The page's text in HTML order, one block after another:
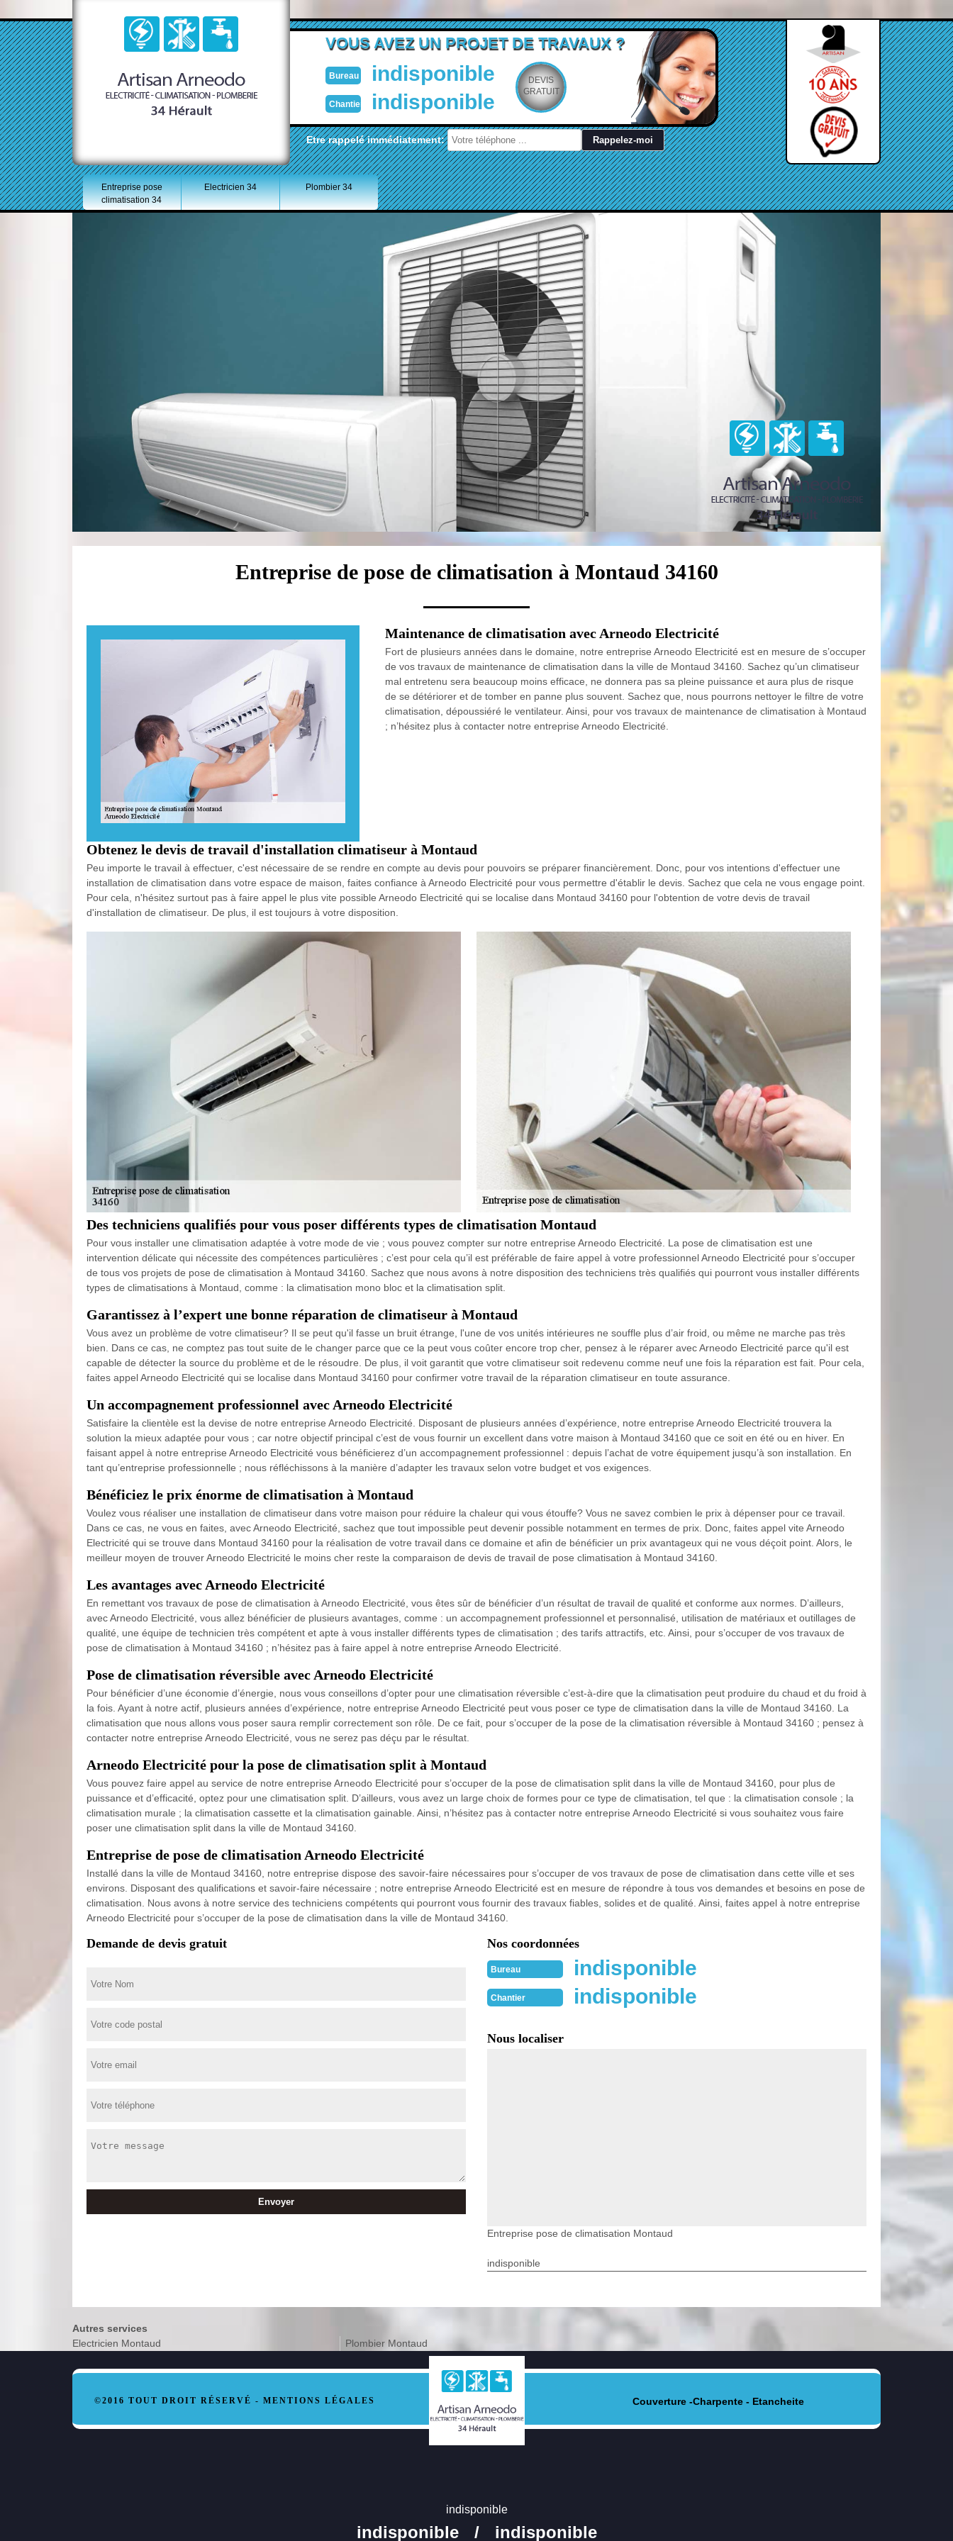
VOUS AVEZ UN PROJET DE TRAVAUX ?
Bureau indisponible
Chantier indisponible
DEVIS
GRATUIT
Etre rappelé immédiatement:
Entreprise pose
climatisation 34
Electricien 34 Plombier 34
Entreprise de pose de climatisation à Montaud 34160
Maintenance de climatisation avec Arneodo Electricité
Fort de plusieurs années dans le domaine, notre entreprise Arneodo Electricité est en mesure de s’occuper
de vos travaux de maintenance de climatisation dans la ville de Montaud 34160. Sachez qu’un climatiseur
mal entretenu sera beaucoup moins efficace, ne donnera pas sa pleine puissance et aura plus de risque
de se détériorer et de tomber en panne plus souvent. Sachez que, nous pourrons nettoyer le filtre de votre
climatisation, dépoussiéré le ventilateur. Ainsi, pour vos travaux de maintenance de climatisation à Montaud
; n’hésitez plus à contacter notre entreprise Arneodo Electricité.
Obtenez le devis de travail d'installation climatiseur à Montaud
Peu importe le travail à effectuer, c'est nécessaire de se rendre en compte au devis pour pouvoirs se préparer financièrement. Donc, pour vos intentions d'effectuer une
installation de climatisation dans votre espace de maison, faites confiance à Arneodo Electricité pour vous permettre d'établir le devis. Sachez que cela ne vous engage point.
Pour cela, n'hésitez surtout pas à faire appel le plus vite possible Arneodo Electricité qui se localise dans Montaud 34160 pour l'obtention de votre devis de travail
d'installation de climatiseur. De plus, il est toujours à votre disposition.
Des techniciens qualifiés pour vous poser différents types de climatisation Montaud
Pour vous installer une climatisation adaptée à votre mode de vie ; vous pouvez compter sur notre entreprise Arneodo Electricité. La pose de climatisation est une
intervention délicate qui nécessite des compétences particulières ; c’est pour cela qu’il est préférable de faire appel à votre professionnel Arneodo Electricité pour s’occuper
de tous vos projets de pose de climatisation à Montaud 34160. Sachez que nous avons à notre disposition des techniciens très qualifiés qui pourront vous installer différents
types de climatisations à Montaud, comme : la climatisation mono bloc et la climatisation split.
Garantissez à l’expert une bonne réparation de climatiseur à Montaud
Vous avez un problème de votre climatiseur? Il se peut qu'il fasse un bruit étrange, l'une de vos unités intérieures ne souffle plus d’air froid, ou même ne marche pas très
bien. Dans ce cas, ne comptez pas tout suite de le changer parce que ce la peut vous coûter encore trop cher, pensez à le réparer avec Arneodo Electricité parce qu'il est
capable de détecter la source du problème et de le résoudre. De plus, il voit garantit que votre climatiseur soit redevenu comme neuf une fois la réparation est fait. Pour cela,
faites appel Arneodo Electricité qui se localise dans Montaud 34160 pour confirmer votre travail de la réparation climatiseur en toute assurance.
Un accompagnement professionnel avec Arneodo Electricité
Satisfaire la clientèle est la devise de notre entreprise Arneodo Electricité. Disposant de plusieurs années d’expérience, notre entreprise Arneodo Electricité trouvera la
solution la mieux adaptée pour vous ; car notre objectif principal c’est de vous fournir un excellent dans votre maison à Montaud 34160 que ce soit en été ou en hiver. En
faisant appel à notre entreprise Arneodo Electricité vous bénéficierez d’un accompagnement professionnel : depuis l’achat de votre équipement jusqu’à son installation. En
tant qu’entreprise professionnelle ; nous réfléchissons à la manière d’adapter les travaux selon votre budget et vos exigences.
Bénéficiez le prix énorme de climatisation à Montaud
Voulez vous réaliser une installation de climatiseur dans votre maison pour réduire la chaleur qui vous étouffe? Vous ne savez combien le prix à dépenser pour ce travail.
Dans ce cas, ne vous en faites, avec Arneodo Electricité, sachez que tout impossible peut devenir possible notamment en termes de prix. Donc, faites appel vite Arneodo
Electricité qui se trouve dans Montaud 34160 pour la réalisation de votre travail dans ce domaine et afin de bénéficier un prix avantageux qui ne vous déçoit point. Alors, le
meilleur moyen de trouver Arneodo Electricité le moins cher reste la comparaison de devis de travail de pose climatisation à Montaud 34160.
Les avantages avec Arneodo Electricité
En remettant vos travaux de pose de climatisation à Arneodo Electricité, vous êtes sûr de bénéficier d’un résultat de travail de qualité et conforme aux normes. D’ailleurs,
avec Arneodo Electricité, vous allez bénéficier de plusieurs avantages, comme : un accompagnement professionnel et personnalisé, utilisation de matériaux et outillages de
qualité, une équipe de technicien très compétent et apte à vous installer différents types de climatisation ; des tarifs attractifs, etc. Ainsi, pour s’occuper de vos travaux de
pose de climatisation à Montaud 34160 ; n’hésitez pas à faire appel à notre entreprise Arneodo Electricité.
Pose de climatisation réversible avec Arneodo Electricité
Pour bénéficier d’une économie d’énergie, nous vous conseillons d’opter pour une climatisation réversible c’est-à-dire que la climatisation peut produire du chaud et du froid à
la fois. Ayant à notre actif, plusieurs années d’expérience, notre entreprise Arneodo Electricité peut vous poser ce type de climatisation dans la ville de Montaud 34160. La
climatisation que nous allons vous poser saura remplir correctement son rôle. De ce fait, pour s’occuper de la pose de la climatisation réversible à Montaud 34160 ; pensez à
contacter notre entreprise Arneodo Electricité, vous ne serez pas déçu par le résultat.
Arneodo Electricité pour la pose de climatisation split à Montaud
Vous pouvez faire appel au service de notre entreprise Arneodo Electricité pour s’occuper de la pose de climatisation split dans la ville de Montaud 34160, pour plus de
puissance et d’efficacité, optez pour une climatisation split. D’ailleurs, vous avez un large choix de formes pour ce type de climatisation, tel que : la climatisation console ; la
climatisation murale ; la climatisation cassette et la climatisation gainable. Ainsi, n’hésitez pas à contacter notre entreprise Arneodo Electricité si vous souhaitez vous faire
poser une climatisation split dans la ville de Montaud 34160.
Entreprise de pose de climatisation Arneodo Electricité
Installé dans la ville de Montaud 34160, notre entreprise dispose des savoir-faire nécessaires pour s’occuper de vos travaux de pose de climatisation dans cette ville et ses
environs. Disposant des qualifications et savoir-faire nécessaire ; notre entreprise Arneodo Electricité est en mesure de répondre à tous vos demandes et besoins en pose de
climatisation. Nous avons à notre service des techniciens compétents qui pourront vous fournir des travaux fiables, solides et de qualité. Ainsi, faites appel à notre entreprise
Arneodo Electricité pour s’occuper de la pose de climatisation dans la ville de Montaud 34160.
Demande de devis gratuit Nos coordonnées
Bureau indisponible
Chantier indisponible
Nous localiser
Entreprise pose de climatisation Montaud
indisponible
Autres services
Electricien Montaud
Plombier Montaud
©2016 TOUT DROIT RÉSERVÉ - MENTIONS LÉGALES Couverture -Charpente - Etancheite
indisponible
indisponible / indisponible